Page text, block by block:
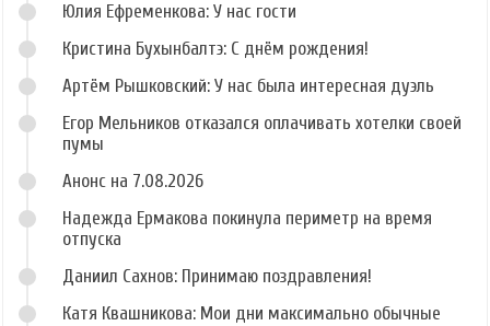
Юлия Ефременкова: У нас гости
Кристина Бухынбалтэ: С днём рождения!
Артём Рышковский: У нас была интересная дуэль
Егор Мельников отказался оплачивать хотелки своей
пумы
Анонс на 7.08.2026
Надежда Ермакова покинула периметр на время
отпуска
Даниил Сахнов: Принимаю поздравления!
Катя Квашникова: Мои дни максимально обычные